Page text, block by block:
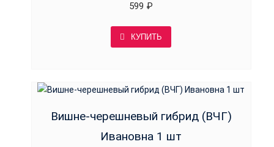
599 ₽
КУПИТЬ
Вишне-черешневый гибрид (ВЧГ)
Ивановна 1 шт